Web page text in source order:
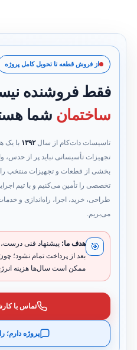
از فروش قطعه تا تحویل کامل پروژه
فقط فروشنده
ساختمان شما
تاسیسات دات‌کام از سال۱۳۹۲ با یک
تجهیزات تأسیساتی نباید پر از حدس،
بخشی از قطعات و تجهیزات منتخب را
تخصصی را تأمین می‌کنیم و با تیم
طراحی، خرید، اجرا، راه‌اندازی و
می‌بریم.
🎯 هدف ما: پیشنهاد فنی درست،
بعد از پرداخت تمام نشود؛
ممکن است سال‌ها هزینه
تماس با
پروژه دارم؛